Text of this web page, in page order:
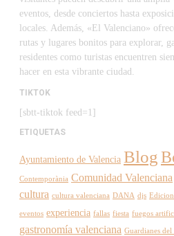
eventos, desde conciertos hasta
locales. Además, «El Valenciano»
rutas y lugares bonitos para explorar,
residentes como turistas encuentren
hacer en esta vibrante ciudad.
TIKTOK
[sbtt-tiktok feed=1]
ETIQUETAS
Ayuntamiento de Valencia Blog
Contemporània Comunidad Valenciana
cultura cultura valenciana DANA djs
eventos experiencia fallas fiesta fuegos
gastronomía valenciana Guardianes del